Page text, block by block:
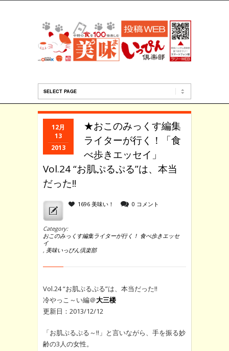
12月
13
2013
★おこのみっくす編集
ライターが行く！「食
べ歩きエッセイ」
Vol.24 “お肌ぷるぷる”は、本当
だった!!
1696 美味い！ 0 コメント
Category:
おこのみっくす編集ライターが行く！ 食べ歩きエッセ
イ
, 美味いっぴん倶楽部
Vol.24 “お肌ぷるぷる”は、本当だった!!
冷やっこ～い編＠大三楼
更新日：2013/12/12
「お肌ぷるぷる～!!」と言いながら、手を振る妙
齢の3人の女性。